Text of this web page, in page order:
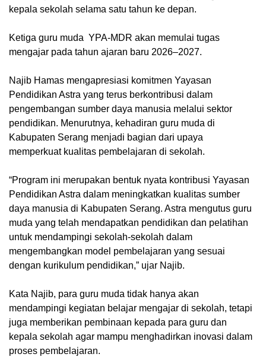
kepala sekolah selama satu tahun ke depan.
Ketiga guru muda YPA-MDR akan memulai tugas
mengajar pada tahun ajaran baru 2026–2027.
Najib Hamas mengapresiasi komitmen Yayasan
Pendidikan Astra yang terus berkontribusi dalam
pengembangan sumber daya manusia melalui sektor
pendidikan. Menurutnya, kehadiran guru muda di
Kabupaten Serang menjadi bagian dari upaya
memperkuat kualitas pembelajaran di sekolah.
“Program ini merupakan bentuk nyata kontribusi Yayasan
Pendidikan Astra dalam meningkatkan kualitas sumber
daya manusia di Kabupaten Serang. Astra mengutus guru
muda yang telah mendapatkan pendidikan dan pelatihan
untuk mendampingi sekolah-sekolah dalam
mengembangkan model pembelajaran yang sesuai
dengan kurikulum pendidikan,” ujar Najib.
Kata Najib, para guru muda tidak hanya akan
mendampingi kegiatan belajar mengajar di sekolah, tetapi
juga memberikan pembinaan kepada para guru dan
kepala sekolah agar mampu menghadirkan inovasi dalam
proses pembelajaran.